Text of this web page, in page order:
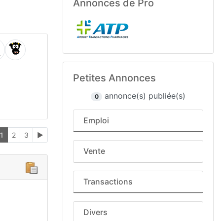
1 2 3 ►
Annonces de Pro
Petites Annonces
0 annonce(s) publiée(s)
Emploi
Vente
Transactions
Divers